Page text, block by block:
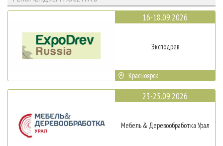
16-18.09.2026
Эксподрев
Красноярск
23-25.09.2026
Мебель & Деревообработка Урал